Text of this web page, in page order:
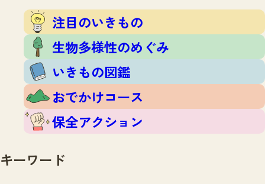
注目のいきもの
生物多様性のめぐみ
いきもの図鑑
おでかけコース
保全アクション
いきもの調査隊
調査レポート
調査レポートTOP
調査結果
ふくおかいきものマップ
マッチング
マッチングTOP
掲載申し込みフォーム
お問合せ
注目のいきもの
生物多様性のめぐみ
いきもの図鑑
おでかけコース
保全アクション
キーワード